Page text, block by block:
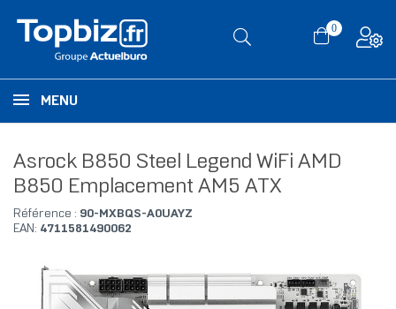
0
MENU
Asrock B850 Steel Legend WiFi AMD
B850 Emplacement AM5 ATX
Référence : 90-MXBQS-A0UAYZ
EAN: 4711581490062